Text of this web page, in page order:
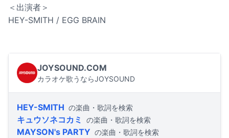
＜出演者＞
HEY-SMITH / EGG BRAIN
JOYSOUND.COM
カラオケ歌うならJOYSOUND
HEY-SMITH の楽曲・歌詞を検索
キュウソネコカミ の楽曲・歌詞を検索
MAYSON's PARTY の楽曲・歌詞を検索